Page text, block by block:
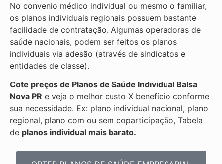
No convenio médico individual ou mesmo o familiar,
os planos individuais regionais possuem bastante
facilidade de contratação. Algumas operadoras de
saúde nacionais, podem ser feitos os planos
individuais via adesão (através de sindicatos e
entidades de classe).
Cote preços de Planos de Saúde Individual Balsa
Nova PR e veja o melhor custo X benefício conforme
sua necessidade. Ex: plano individual nacional, plano
regional, plano com ou sem coparticipação, Tabela
de planos individual mais barato.